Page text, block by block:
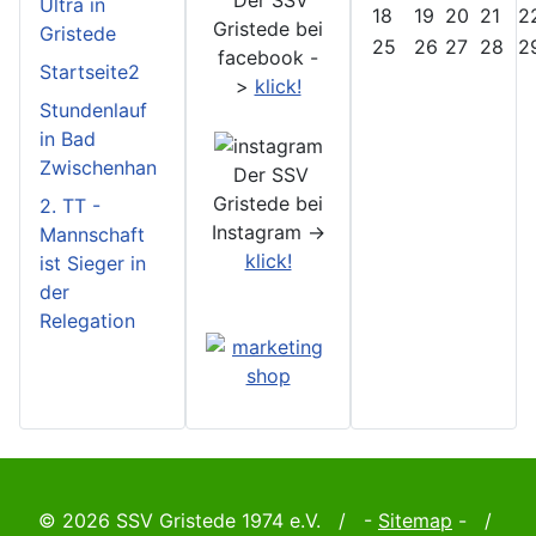
Ultra in
Gristede
Startseite2
Stundenlauf
in Bad
Zwischenhan
2. TT -
Mannschaft
ist Sieger in
der
Relegation
Gristede bei
facebook -
> klick!
Der SSV
Gristede bei
Instagram ->
klick!
18 19 20 21
25
26 27 28
© 2026 SSV Gristede 1974 e.V. / - Sitemap - /